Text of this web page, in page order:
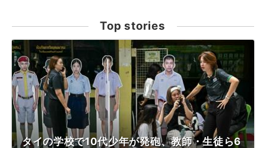
Top stories
タイの学校で10代少年が発砲、教師・生徒ら6